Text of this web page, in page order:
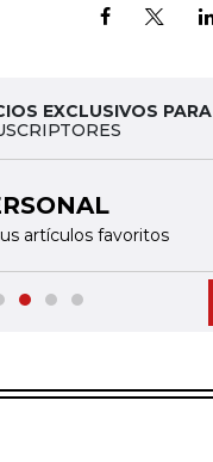
EXCLUSIVOS PARA
artículos favoritos